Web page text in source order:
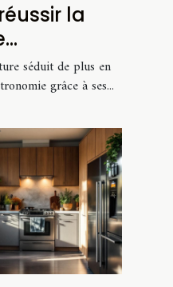
la
soi
séduit de plus en
grâce à ses...